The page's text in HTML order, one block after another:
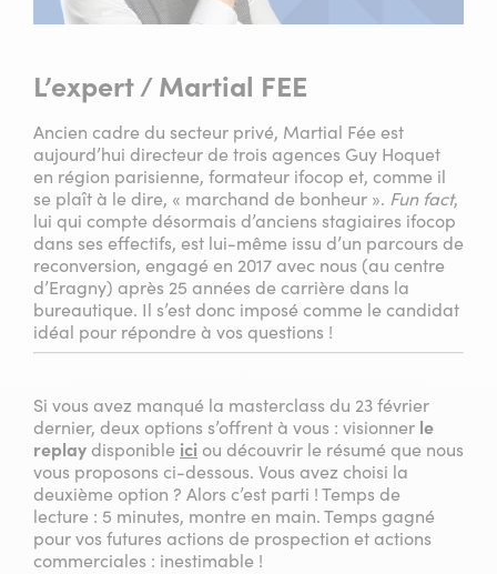
L’expert / Martial FEE
Ancien cadre du secteur privé, Martial Fée est
aujourd’hui directeur de trois agences Guy Hoquet
en région parisienne, formateur ifocop et, comme il
se plaît à le dire, « marchand de bonheur ». Fun fact,
lui qui compte désormais d’anciens stagiaires ifocop
dans ses effectifs, est lui-même issu d’un parcours de
reconversion, engagé en 2017 avec nous (au centre
d’Eragny) après 25 années de carrière dans la
bureautique. Il s’est donc imposé comme le candidat
idéal pour répondre à vos questions !
Si vous avez manqué la masterclass du 23 février
dernier, deux options s’offrent à vous : visionner le
replay disponible ici ou découvrir le résumé que nous
vous proposons ci-dessous. Vous avez choisi la
deuxième option ? Alors c’est parti ! Temps de
lecture : 5 minutes, montre en main. Temps gagné
pour vos futures actions de prospection et actions
commerciales : inestimable !